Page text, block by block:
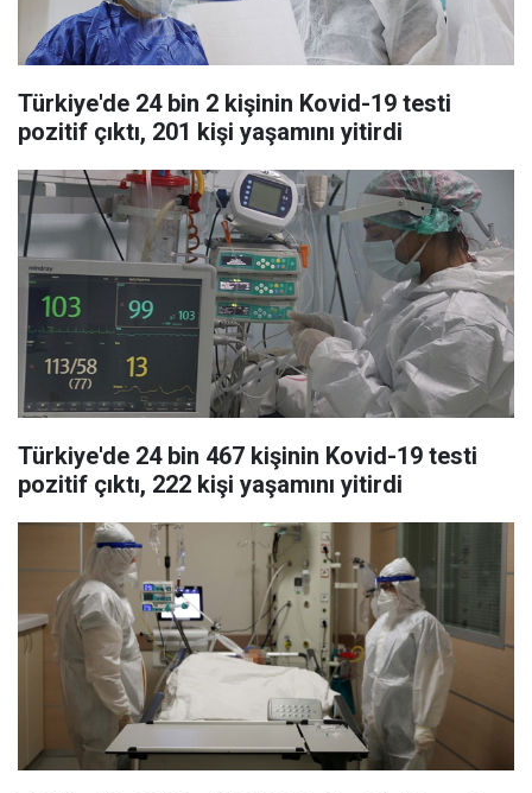
Türkiye'de 24 bin 2 kişinin Kovid-19 testi
pozitif çıktı, 201 kişi yaşamını yitirdi
Türkiye'de 24 bin 467 kişinin Kovid-19 testi
pozitif çıktı, 222 kişi yaşamını yitirdi